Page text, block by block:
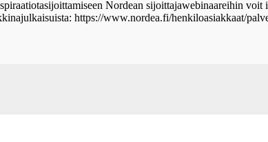
Nordean sijoittajawebinaareihin voit
https://www.nordea.fi/henkiloasiakkaat/